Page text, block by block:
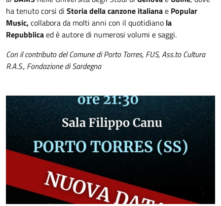
ha tenuto corsi di Storia della canzone italianae Popular
Music,collabora da molti anni con il quotidiano la
Repubblicaed è autore di numerosi volumi e saggi.
Con il contributo del Comune di Porto Torres, FUS, Ass.to Cultura
R.A.S., Fondazione di Sardegna